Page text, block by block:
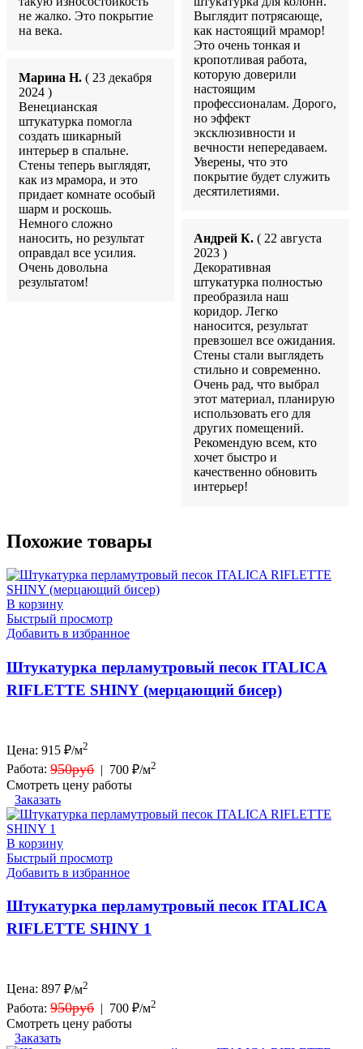
не жалко. Это покрытие
на века.
Марина Н. ( 23 декабря
2024 )
Венецианская
штукатурка помогла
создать шикарный
интерьер в спальне.
Стены теперь выглядят,
как из мрамора, и это
придает комнате особый
шарм и роскошь.
Немного сложно
наносить, но результат
оправдал все усилия.
Очень довольна
результатом!
Выглядит потрясающе,
как настоящий мрамор!
Это очень тонкая и
кропотливая работа,
которую доверили
настоящим
профессионалам. Дорого,
но эффект
эксклюзивности и
вечности непередаваем.
Уверены, что это
покрытие будет служить
десятилетиями.
Андрей К. ( 22 августа
2023 )
Декоративная
штукатурка полностью
преобразила наш
коридор. Легко
наносится, результат
превзошел все ожидания.
Стены стали выглядеть
стильно и современно.
Очень рад, что выбрал
этот материал, планирую
использовать его для
других помещений.
Рекомендую всем, кто
хочет быстро и
качественно обновить
интерьер!
Похожие товары
В корзину
Быстрый просмотр
Добавить в избранное
Штукатурка перламутровый песок ITALICA
RIFLETTE SHINY (мерцающий бисер)
Цена: 915 ₽/м2
Работа: 950руб | 700 ₽/м2
Смотреть цену работы
Заказать
В корзину
Быстрый просмотр
Добавить в избранное
Штукатурка перламутровый песок ITALICA
RIFLETTE SHINY 1
Цена: 897 ₽/м2
Работа: 950руб | 700 ₽/м2
Смотреть цену работы
Заказать